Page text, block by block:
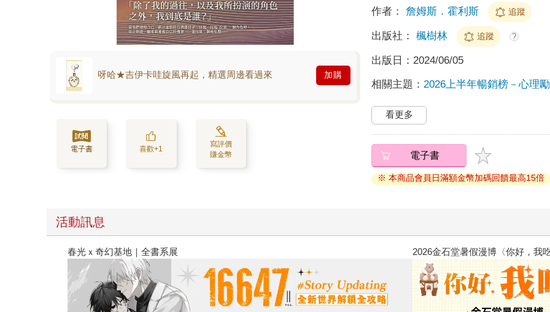
呀哈★吉伊卡哇旋風再起，精選周邊看過來 加購
電子書 喜歡+1
寫評價
賺金幣
作者： 詹姆斯．霍利斯 追蹤
出版社： 楓樹林 追蹤 ?
出版日： 2024/06/05
相關主題： 2026上半年暢銷榜－心理
看更多
電子書
※ 本商品會員日滿額金幣加碼回饋最高15倍
活動訊息
2026金石堂暑假漫博〈你好，我吃一點〉第二波 金石堂2026海外優惠：電子